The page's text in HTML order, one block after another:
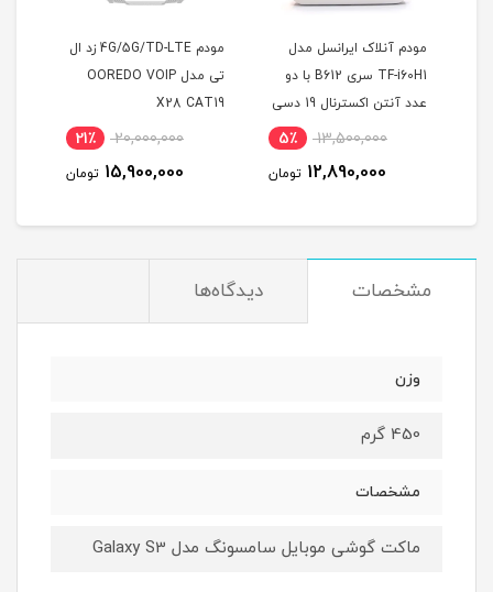
مودم آنلاک ایرانسل مدل
TF-i60H1 سری B612 با دو
عدد آنتن اکسترنال 19 دسی
13,500,000 5٪
12,890,000 تومان
مودم 4G/5G/TD-LTE زد ال
تی مدل OOREDO VOIP
X28 CAT19
20,000,000 21٪
15,900,000 تومان
مشخصات دیدگاه‌ها
وزن
450 گرم
مشخصات
ماکت گوشی موبایل سامسونگ مدل Galaxy S3